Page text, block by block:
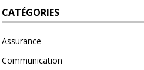
CATÉGORIES
Assurance
Communication